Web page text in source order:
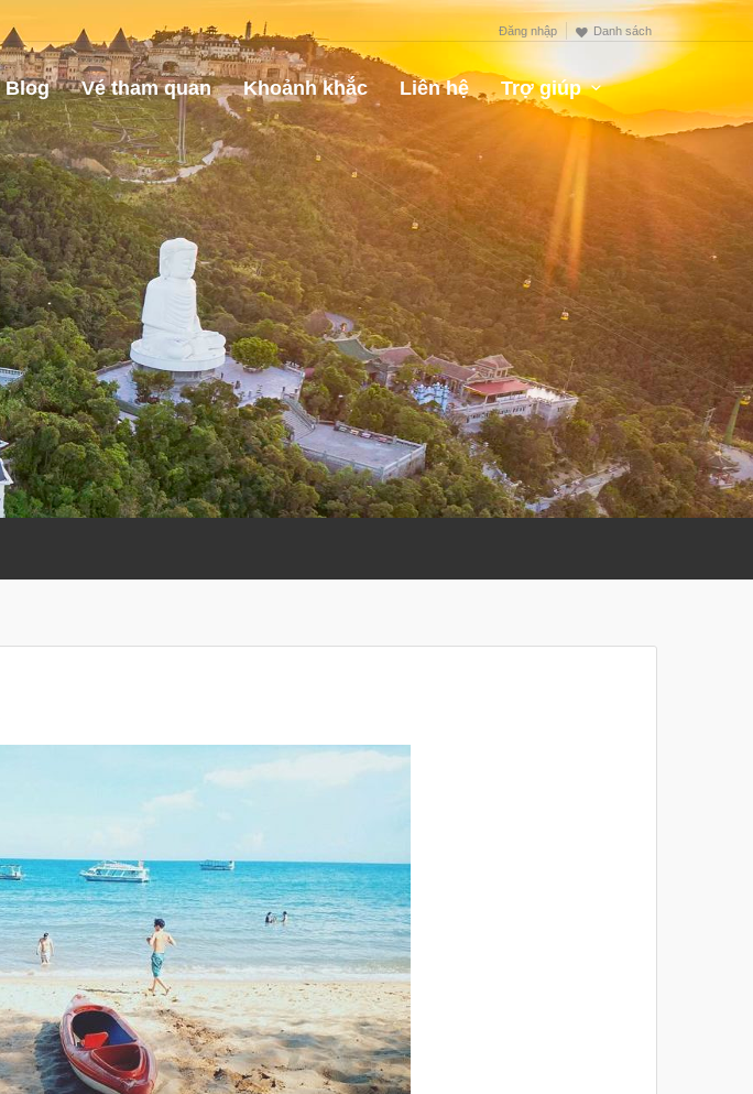
Đăng nhập Danh sách
Blog Vé tham quan Khoảnh khắc Liên hệ Trợ giúp